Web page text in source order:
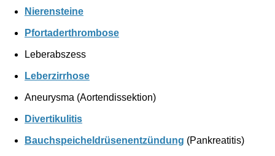
Nierensteine
Pfortaderthrombose
Leberabszess
Leberzirrhose
Aneurysma (Aortendissektion)
Divertikulitis
Bauchspeicheldrüsenentzündung (Pankreatitis)